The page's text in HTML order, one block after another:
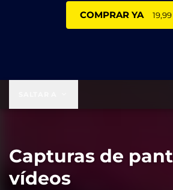
COMPRAR YA
Capturas de
vídeos